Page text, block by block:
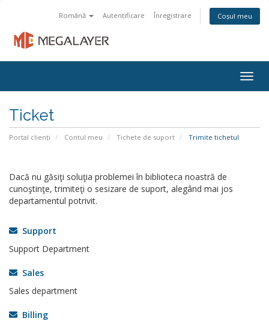
Română Autentificare Înregistrare Coșul meu
Ticket
Portal clienți Contul meu Tichete de suport Trimite tichetul
Dacă nu găsiţi soluţia problemei în biblioteca noastră de
cunoştinţe, trimiteţi o sesizare de suport, alegând mai jos
departamentul potrivit.
Support
Support Department
Sales
Sales department
Billing